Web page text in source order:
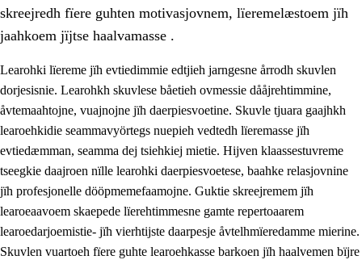
3. Prinsihph skuvlen rïektesisnie
3.1 Feerhmeles lïeremebyjrese
3.2 Ööhpehtimmie jïh sjïehtedamme lïerehtimmie
skreejredh fïere guhten motivasjovnem, lïeremelæstoem jïh
jaahkoem jïjtse haalvamasse .
Learohki lïereme jïh evtiedimmie edtjieh jarngesne årrodh skuvlen
dorjesisnie. Learohkh skuvlese båetieh ovmessie dååjrehtimmine,
åvtemaahtojne, vuajnojne jïh daerpiesvoetine. Skuvle tjuara gaajhkh
learoehkidie seammavyörtegs nuepieh vedtedh lïeremasse jïh
evtiedæmman, seamma dej tsiehkiej mietie. Hijven klaassestuvreme
tseegkie daajroen nïlle learohki daerpiesvoetese, baahke relasjovnine
jïh profesjonelle dööpmemefaamojne. Guktie skreejremem jïh
learoeaavoem skaepede lïerehtimmesne gamte repertoaarem
learoedarjoemistie- jïh vierhtijste daarpesje åvtelhmïeredamme mierine.
Skuvlen vuartoeh fïere guhte learoehkasse barkoen jïh haalvemen bïjre